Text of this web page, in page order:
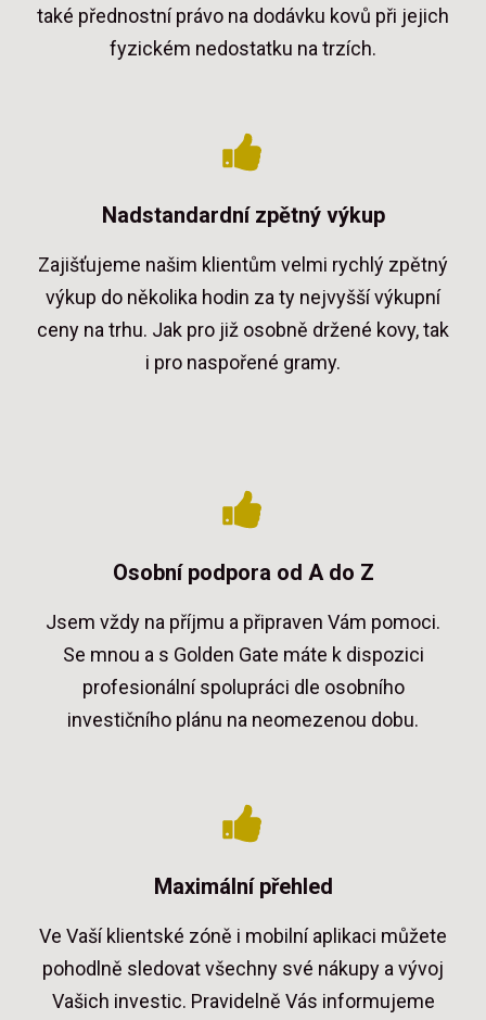
také přednostní právo na dodávku kovů při jejich
fyzickém nedostatku na trzích.
Nadstandardní zpětný výkup
Zajišťujeme našim klientům velmi rychlý zpětný
výkup do několika hodin za ty nejvyšší výkupní
ceny na trhu. Jak pro již osobně držené kovy, tak
i pro naspořené gramy.
Osobní podpora od A do Z
Jsem vždy na příjmu a připraven Vám pomoci.
Se mnou a s Golden Gate máte k dispozici
profesionální spolupráci dle osobního
investičního plánu na neomezenou dobu.
Maximální přehled
Ve Vaší klientské zóně i mobilní aplikaci můžete
pohodlně sledovat všechny své nákupy a vývoj
Vašich investic. Pravidelně Vás informujeme